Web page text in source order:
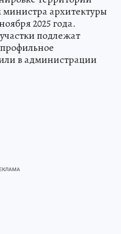
архитектуры
2025 года.
подлежат
в администрации